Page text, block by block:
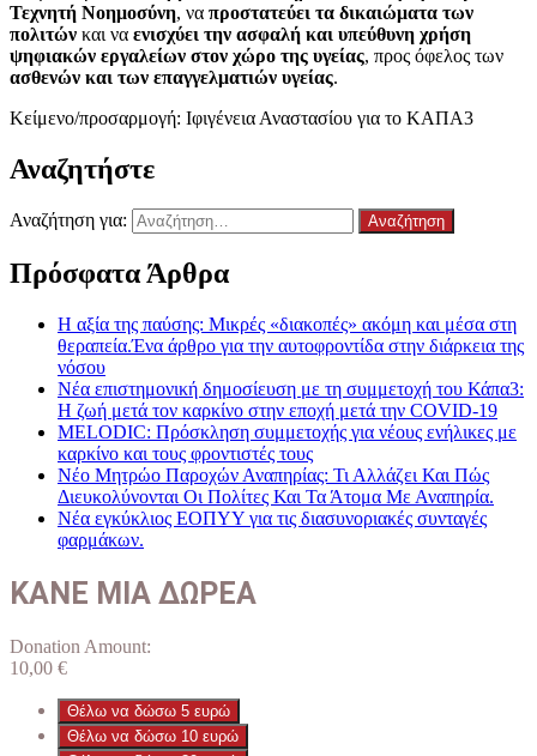
Τεχνητή Νοημοσύνη, να προστατεύει τα δικαιώματα των
πολιτών και να ενισχύει την ασφαλή και υπεύθυνη χρήση
ψηφιακών εργαλείων στον χώρο της υγείας, προς όφελος των
ασθενών και των επαγγελματιών υγείας.
Κείμενο/προσαρμογή: Ιφιγένεια Αναστασίου για το ΚΑΠΑ3
Αναζητήστε
Αναζήτηση για:
Πρόσφατα Άρθρα
Η αξία της παύσης: Μικρές «διακοπές» ακόμη και μέσα στη
θεραπεία.Ένα άρθρο για την αυτοφροντίδα στην διάρκεια της
νόσου
Νέα επιστημονική δημοσίευση με τη συμμετοχή του Κάπα3:
Η ζωή μετά τον καρκίνο στην εποχή μετά την COVID-19
MELODIC: Πρόσκληση συμμετοχής για νέους ενήλικες με
καρκίνο και τους φροντιστές τους
Νέο Μητρώο Παροχών Αναπηρίας: Τι Αλλάζει Και Πώς
Διευκολύνονται Οι Πολίτες Και Τα Άτομα Με Αναπηρία.
Νέα εγκύκλιος ΕΟΠΥΥ για τις διασυνοριακές συνταγές
φαρμάκων.
ΚΑΝΕ ΜΙΑ ΔΩΡΕΑ
Donation Amount:
10,00 €
Θέλω να δώσω 5 ευρώ
Θέλω να δώσω 10 ευρώ